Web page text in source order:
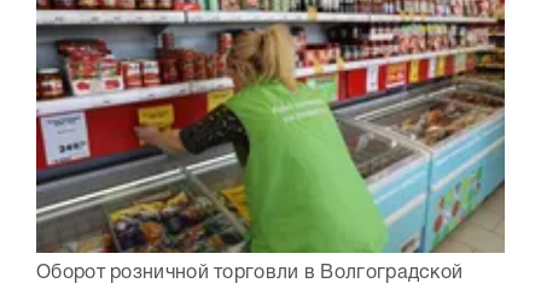
Оборот розничной торговли в Волгоградской